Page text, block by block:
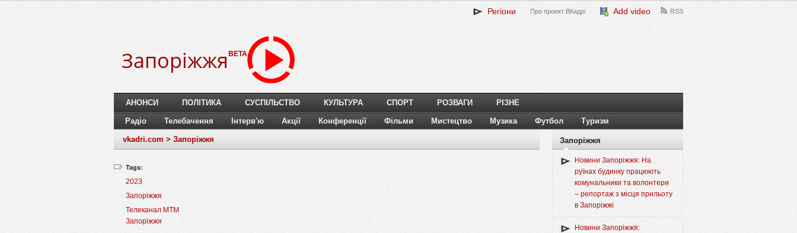
Регіони Про проект ВКадрі Add video RSS
Запоріжжя BETA
АНОНСИ ПОЛІТИКА СУСПІЛЬСТВО КУЛЬТУРА СПОРТ РОЗВАГИ РІЗНЕ
Радіо Телебачення Інтерв'ю Акції Конференції Фільми Мистецтво Музика Футбол Туризм
vkadri.com > Запоріжжя
Tags:
2023
Запоріжжя
Телеканал МТМ
Запоріжжя
Запоріжжя
Новини Запоріжжя: На
руїнах будинку працюють
комунальники та волонтери
– репортаж з місця прильоту
в Запоріжжі
Новини Запоріжжя: